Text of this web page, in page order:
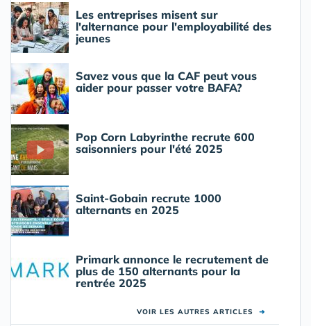
Les entreprises misent sur
l'alternance pour l'employabilité des
jeunes
Savez vous que la CAF peut vous
aider pour passer votre BAFA?
Pop Corn Labyrinthe recrute 600
saisonniers pour l'été 2025
Saint-Gobain recrute 1000
alternants en 2025
Primark annonce le recrutement de
plus de 150 alternants pour la
rentrée 2025
VOIR LES AUTRES ARTICLES ➜